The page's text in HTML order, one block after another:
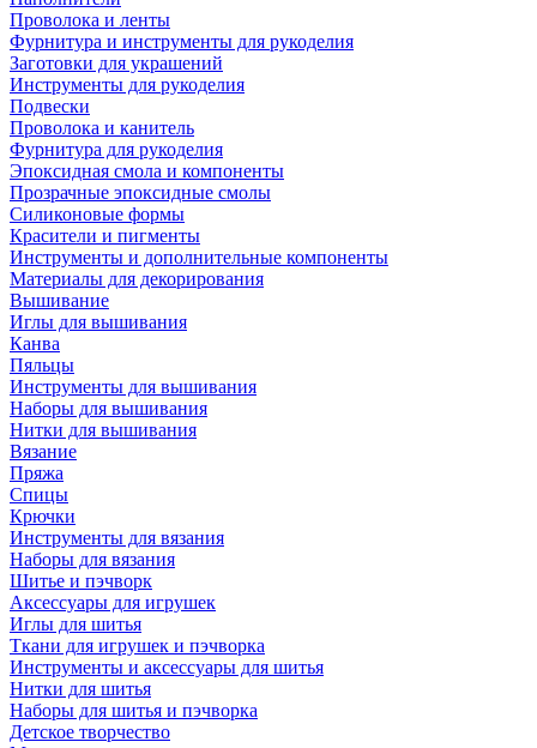
Проволока и ленты
Фурнитура и инструменты для рукоделия
Заготовки для украшений
Инструменты для рукоделия
Подвески
Проволока и канитель
Фурнитура для рукоделия
Эпоксидная смола и компоненты
Прозрачные эпоксидные смолы
Силиконовые формы
Красители и пигменты
Инструменты и дополнительные компоненты
Материалы для декорирования
Вышивание
Иглы для вышивания
Канва
Пяльцы
Инструменты для вышивания
Наборы для вышивания
Нитки для вышивания
Вязание
Пряжа
Спицы
Крючки
Инструменты для вязания
Наборы для вязания
Шитье и пэчворк
Аксессуары для игрушек
Иглы для шитья
Ткани для игрушек и пэчворка
Инструменты и аксессуары для шитья
Нитки для шитья
Наборы для шитья и пэчворка
Детское творчество